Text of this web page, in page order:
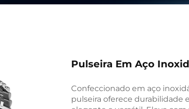
Pulseira Em Aço
Confeccionado em aço
pulseira oferece durabilidade